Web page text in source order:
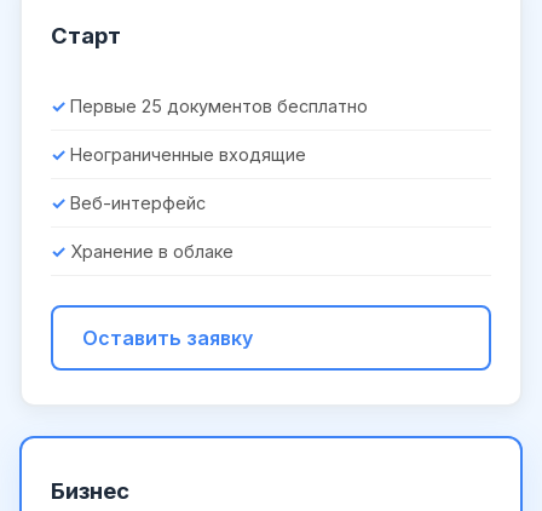
Старт
Первые 25 документов бесплатно
Неограниченные входящие
Веб-интерфейс
Хранение в облаке
Оставить заявку
Бизнес